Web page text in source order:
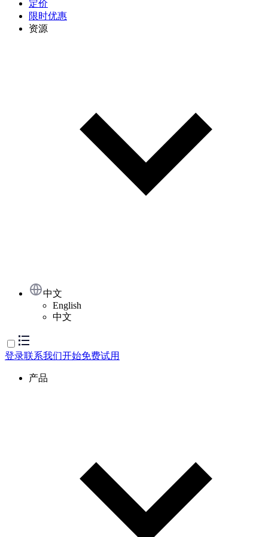
定价
限时优惠
资源
中文
English
中文
登录联系我们开始免费试用
产品